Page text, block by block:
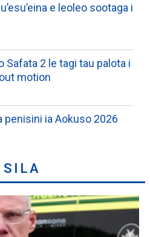
e leoleo sootaga i
Safata 2 le tagi tau palota i
motion
penisini ia Aokuso 2026